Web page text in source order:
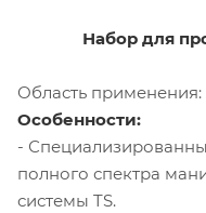
Набор для
Область применения:
Особенности:
-
полного спектра
системы TS.